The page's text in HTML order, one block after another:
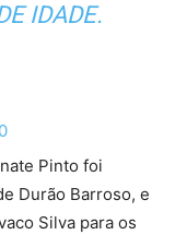
IDADE.
Pinto foi
Durão Barroso, e
Silva para os